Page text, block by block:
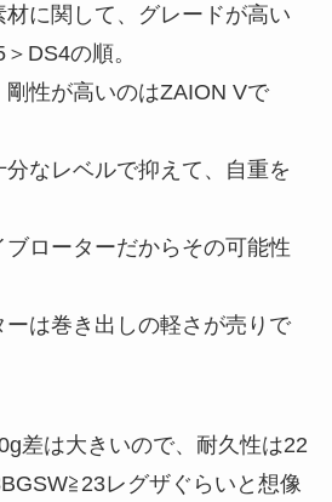
に関して、グレードが高い
DS4の順。
剛性が高いのはZAION Vで
なレベルで抑えて、自重を
ブローターだからその可能性
は巻き出しの軽さが売りで
差は大きいので、耐久性は22
レグザぐらいと想像